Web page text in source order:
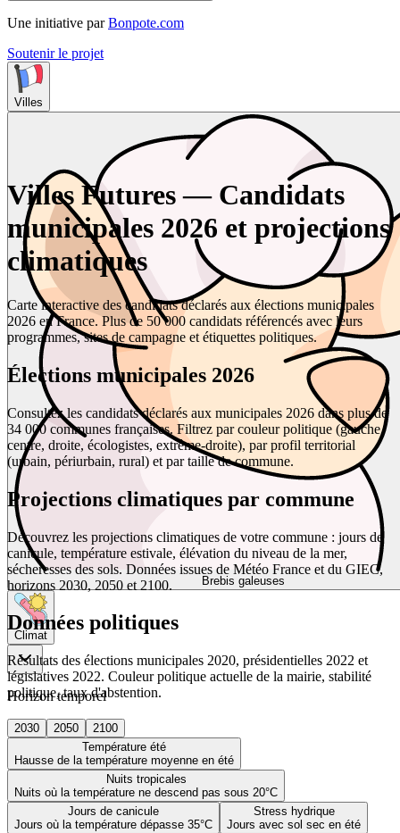
Une initiative par Bonpote.com
Soutenir le projet
Villes
Brebis galeuses
Climat
Horizon temporel
2030 2050
2100
Température été
Hausse de la température moyenne en été
Nuits tropicales
Nuits où la température ne descend pas sous 20°C
Jours de canicule
Jours où la température dépasse 35°C
Stress hydrique
Jours avec sol sec en été
Villes Futures — Candidats
municipales 2026 et projections
climatiques
Carte interactive des candidats déclarés aux élections municipales
2026 en France. Plus de 50 000 candidats référencés avec leurs
programmes, sites de campagne et étiquettes politiques.
Élections municipales 2026
Consultez les candidats déclarés aux municipales 2026 dans plus de
34 000 communes françaises. Filtrez par couleur politique (gauche,
centre, droite, écologistes, extrême-droite), par profil territorial
(urbain, périurbain, rural) et par taille de commune.
Projections climatiques par commune
Découvrez les projections climatiques de votre commune : jours de
canicule, température estivale, élévation du niveau de la mer,
sécheresses des sols. Données issues de Météo France et du GIEC,
horizons 2030, 2050 et 2100.
Données politiques
Résultats des élections municipales 2020, présidentielles 2022 et
législatives 2022. Couleur politique actuelle de la mairie, stabilité
politique, taux d'abstention.